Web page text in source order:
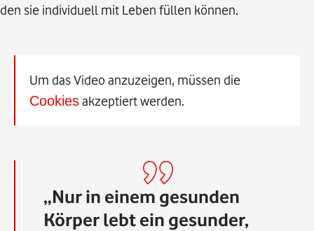
den sie individuell mit Leben füllen können.
Um das Video anzuzeigen, müssen die
Cookiesakzeptiert werden.
Nur in einem gesunden
Körper lebt ein gesunder,